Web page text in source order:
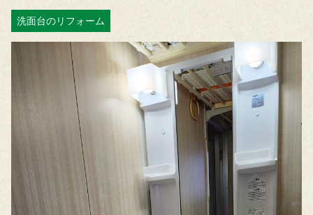
洗面台のリフォーム